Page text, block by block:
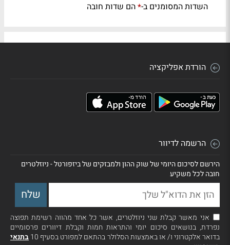
השדות המסומנים ב-*הם שדות חובה
הורדת אפליקציה
הרשמה לדיוור
הירשם לסיכום היומי של שוק ההון ולמבזקים של ביזפורטל - ניוזלטרים
חובה לכל משקיע
אני מאשר קבלת שני ניוזלטרים, אשר כל אחד מהווה רשימת תפוצה
נפרדת, בנושאים סיכום יומי והתראות חמות וקבלת דיוורים פרסומיים
בדואר אלקטרוני ו/ או באמצעות הסלולר בהתאם למפורט בסעיף 10
בתנאי